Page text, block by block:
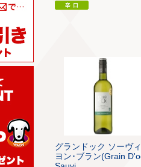
グランドック ソーヴ
ヨン･ブラン(Grain